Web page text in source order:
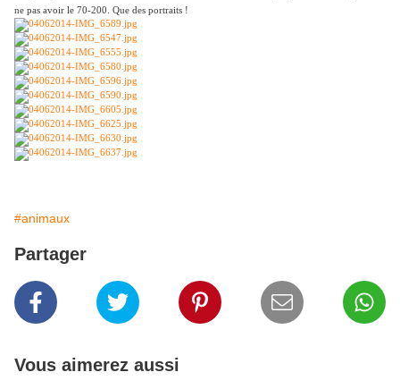
ne pas avoir le 70-200. Que des portraits !
#animaux
Partager
Vous aimerez aussi